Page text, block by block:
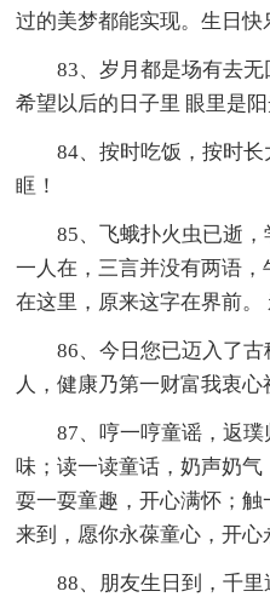
过的美梦都能实现。生日快
83、岁月都是场有去
希望以后的日子里 眼里是阳
84、按时吃饭，按时
眶！
85、飞蛾扑火虫已逝
一人在，三言并没有两语
在这里，原来这字在界前。
86、今日您已迈入了
人，健康乃第一财富我衷心
87、哼一哼童谣，返
味；读一读童话，奶声奶气
耍一耍童趣，开心满怀；
来到，愿你永葆童心，开心
88、朋友生日到，千